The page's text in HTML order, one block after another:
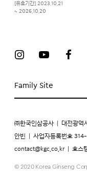
Family Site
[유효기간] 2023.10.21
~ 2026.10.20
㈜한국인삼공사 대전광역
안빈 사업자등록번호
contact@kgc.co.kr 호스
© 2020 Korea Ginseng